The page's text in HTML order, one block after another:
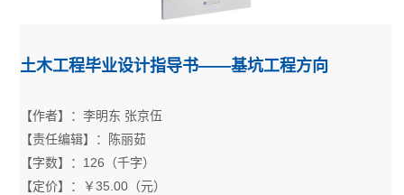
土木工程毕业设计指导书——基坑工程方向
【作者】：李明东 张京伍
【责任编辑】：陈丽茹
【字数】：126（千字）
【定价】：￥35.00（元）